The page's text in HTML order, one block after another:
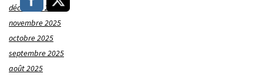
décembre 2025
novembre 2025
octobre 2025
septembre 2025
août 2025